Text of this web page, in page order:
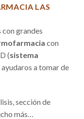
LAS
grandes
con
(sistema
ayudaros a tomar de
sección de
más…